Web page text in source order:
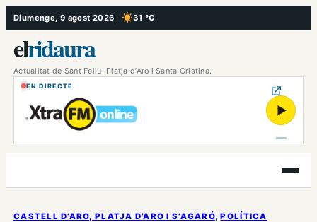
Vés
al
contingut
Diumenge, 9 agost 2026 31 °C
, Cel serè
elridaura
Actualitat de Sant Feliu, Platja d’Aro i Santa Cristina.
EN DIRECTE
▶
Obre
el
CASTELL D’ARO, PLATJA D’ARO I S’AGARÓ, POLÍTICA